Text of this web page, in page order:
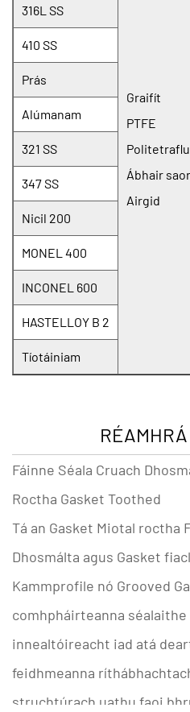
Graifít
PTFE
Ábhair
Airgid
316L SS
410 SS
Prás
Alúmanam
321 SS
347 SS
Nicil 200
MONEL 400
INCONEL 600
HASTELLOY B 2
Tíotáiniam
Fáinne Séala Cruach
Roctha Gasket Toothed
Tá an Gasket Miotal roctha
Dhosmálta agus Gasket
Kammprofile nó Grooved
comhpháirteanna
innealtóireacht iad atá
feidhmeanna
struchtúrach uathu faoi